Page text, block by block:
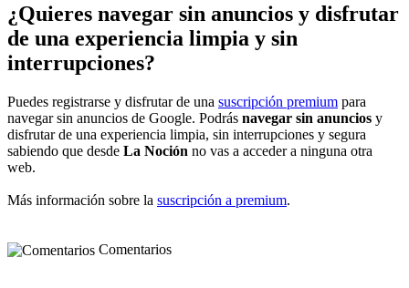
¿Quieres navegar sin anuncios y disfrutar
de una experiencia limpia y sin
interrupciones?
Puedes registrarse y disfrutar de una suscripción premium para
navegar sin anuncios de Google. Podrás navegar sin anuncios y
disfrutar de una experiencia limpia, sin interrupciones y segura
sabiendo que desde La Noción no vas a acceder a ninguna otra
web.
Más información sobre la suscripción a premium.
Comentarios